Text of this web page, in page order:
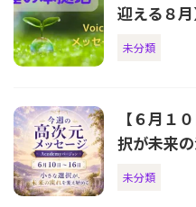
迎える８月
未分類
【６月１
択が未来
未分類